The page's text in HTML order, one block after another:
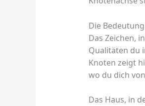
Die
Das Zeichen,
Qualitäten du
Knoten zeigt
wo du dich
Das Haus, in